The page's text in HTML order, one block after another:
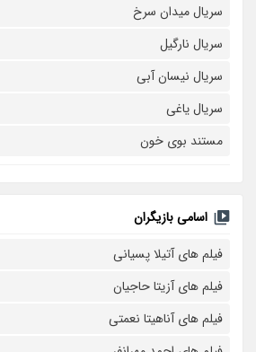
سریال میدان سرخ
سریال نارگیل
سریال نیسان آبی
سریال یاغی
مستند بوی خون
اسامی بازیگران
فیلم های آتیلا پسیانی
فیلم های آزیتا حاجیان
فیلم های آناهیتا نعمتی